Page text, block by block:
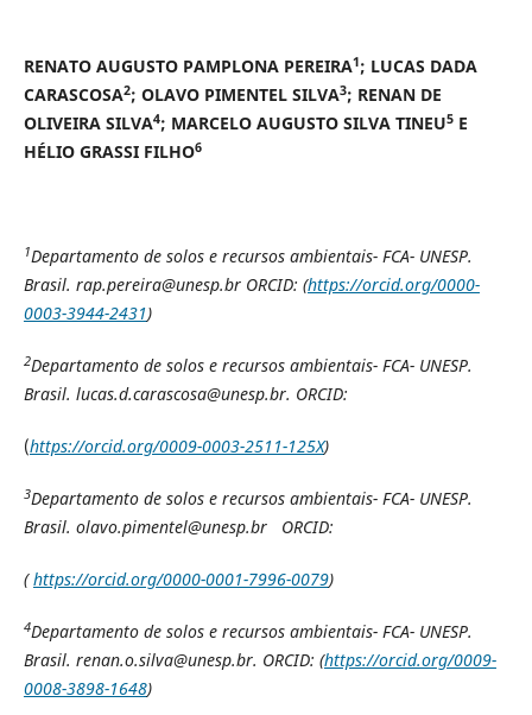
RENATO AUGUSTO PAMPLONA PEREIRA1; LUCAS DADA
CARASCOSA2; OLAVO PIMENTEL SILVA3; RENAN DE
OLIVEIRA SILVA4; MARCELO AUGUSTO SILVA TINEU5E
HÉLIO GRASSI FILHO6
1Departamento de solos e recursos ambientais- FCA- UNESP.
Brasil. rap.pereira@unesp.br ORCID: (https://orcid.org/0000-
0003-3944-2431)
2Departamento de solos e recursos ambientais- FCA- UNESP.
Brasil. lucas.d.carascosa@unesp.br. ORCID:
(https://orcid.org/0009-0003-2511-125X)
3Departamento de solos e recursos ambientais- FCA- UNESP.
Brasil. olavo.pimentel@unesp.br ORCID:
(https://orcid.org/0000-0001-7996-0079)
4Departamento de solos e recursos ambientais- FCA- UNESP.
Brasil. renan.o.silva@unesp.br. ORCID: (https://orcid.org/0009-
0008-3898-1648)